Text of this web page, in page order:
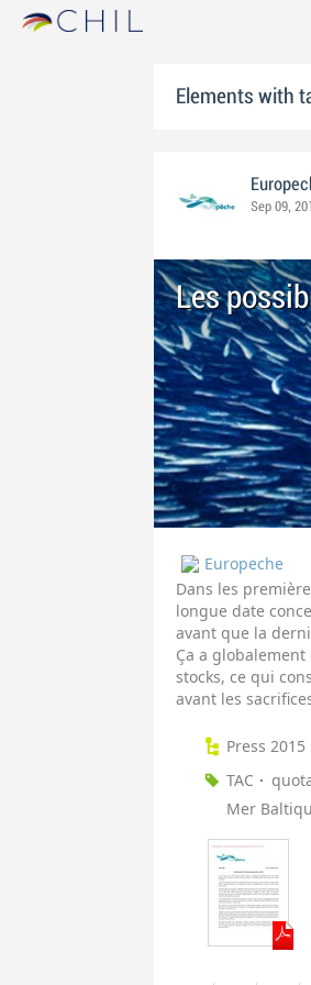
Elements with
Sep 09,
Les
Europeche
Dans les
longue date
avant que la
Ça a
stocks, ce qui
avant les
Press 2015
TAC
Mer